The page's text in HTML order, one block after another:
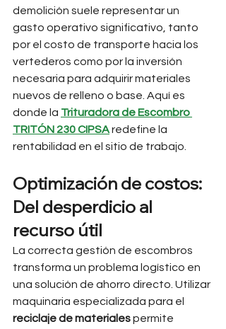
demolición suele representar un
gasto operativo significativo, tanto
por el costo de transporte hacia los
vertederos como por la inversión
necesaria para adquirir materiales
nuevos de relleno o base. Aquí es
donde la Trituradora de Escombro
TRITÓN 230 CIPSA redefine la
rentabilidad en el sitio de trabajo.
Optimización de costos:
Del desperdicio al
recurso útil
La correcta gestión de escombros
transforma un problema logístico en
una solución de ahorro directo. Utilizar
maquinaria especializada para el
reciclaje de materiales permite